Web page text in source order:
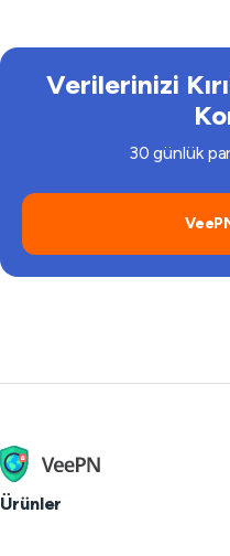
Verilerinizi
30 günlük
Ürünler